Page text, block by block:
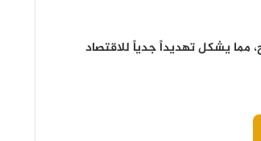
مما يشكل تهديداً جدياً للاقتصاد